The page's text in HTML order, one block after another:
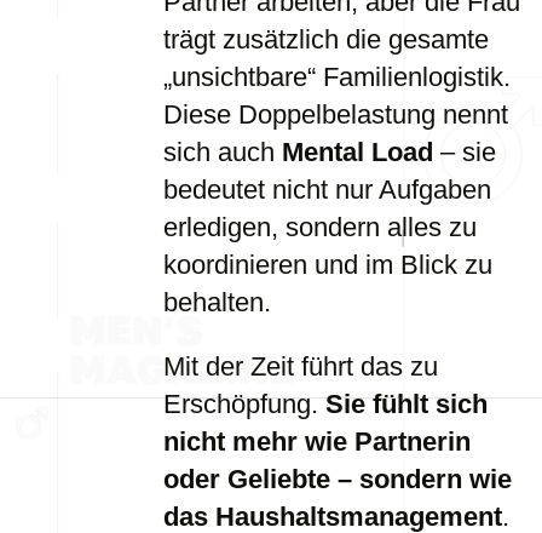
trägt zusätzlich die gesamte
„unsichtbare“ Familienlogistik.
Diese Doppelbelastung nennt
sich auch Mental Load – sie
bedeutet nicht nur Aufgaben
erledigen, sondern alles zu
koordinieren und im Blick zu
behalten.
Mit der Zeit führt das zu
Erschöpfung.Sie fühlt sich
nicht mehr wie Partnerin
oder Geliebte – sondern wie
das Haushaltsmanagement.